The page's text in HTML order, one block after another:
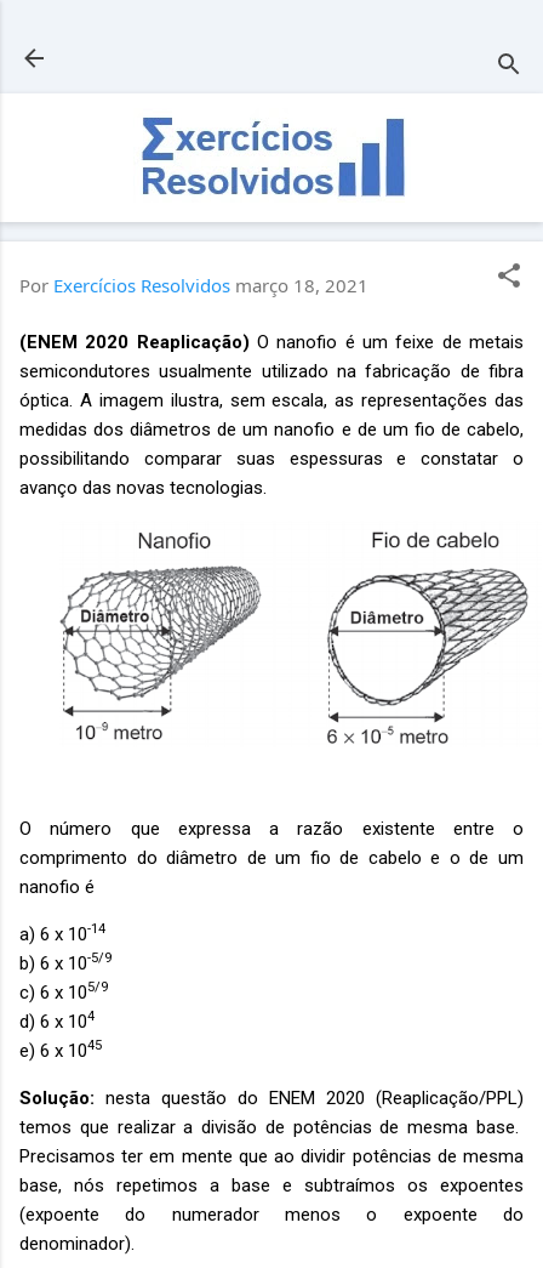
Por Exercícios Resolvidos março 18, 2021
(ENEM 2020 Reaplicação) O nanofio é um feixe de metais
semicondutores usualmente utilizado na fabricação de fibra
óptica. A imagem ilustra, sem escala, as representações das
medidas dos diâmetros de um nanofio e de um fio de cabelo,
possibilitando comparar suas espessuras e constatar o
avanço das novas tecnologias.
O número que expressa a razão existente entre o
comprimento do diâmetro de um fio de cabelo e o de um
nanofio é
a) 6 x 10-14
b) 6 x 10-5/9
c) 6 x 105/9
d) 6 x 104
e) 6 x 1045
Solução: nesta questão do ENEM 2020 (Reaplicação/PPL)
temos que realizar a divisão de potências de mesma base.
Precisamos ter em mente que ao dividir potências de mesma
base, nós repetimos a base e subtraímos os expoentes
(expoente do numerador menos o expoente do
denominador).